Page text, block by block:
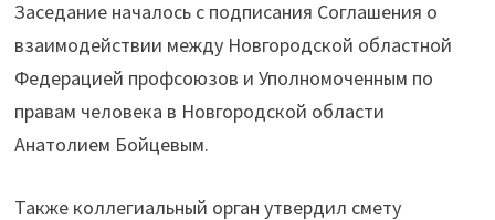
Заседание началось с подписания Соглашения о
взаимодействии между Новгородской областной
Федерацией профсоюзов и Уполномоченным по
правам человека в Новгородской области
Анатолием Бойцевым.
Также коллегиальный орган утвердил смету